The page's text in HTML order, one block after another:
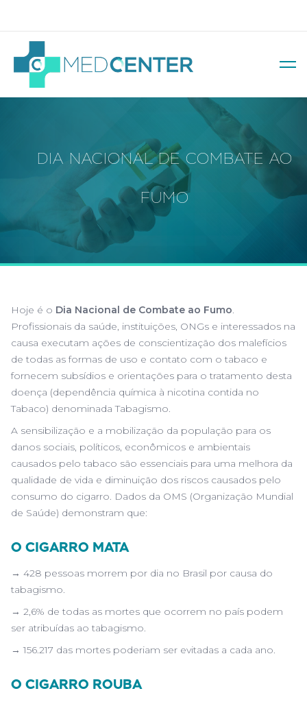
DIA NACIONAL DE COMBATE AO
FUMO
Hoje é o Dia Nacional de Combate ao Fumo.
Profissionais da saúde, instituições, ONGs e interessados na
causa executam ações de conscientização dos malefícios
de todas as formas de uso e contato com o tabaco e
fornecem subsídios e orientações para o tratamento desta
doença (dependência química à nicotina contida no
Tabaco) denominada Tabagismo.
A sensibilização e a mobilização da população para os
danos sociais, políticos, econômicos e ambientais
causados pelo tabaco são essenciais para uma melhora da
qualidade de vida e diminuição dos riscos causados pelo
consumo do cigarro. Dados da OMS (Organização Mundial
de Saúde) demonstram que:
O CIGARRO MATA
→ 428 pessoas morrem por dia no Brasil por causa do
tabagismo.
→ 2,6% de todas as mortes que ocorrem no país podem
ser atribuídas ao tabagismo.
→ 156.217 das mortes poderiam ser evitadas a cada ano.
O CIGARRO ROUBA